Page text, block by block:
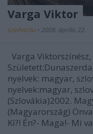
Varga Viktor
szinhazhu • 2008. április 22.
Varga
nyelvek: magyar,
nyelvek:magyar,
(Szlovákia)2002.
(Magyarország)
Ki?! Én?- Maga!- Mi